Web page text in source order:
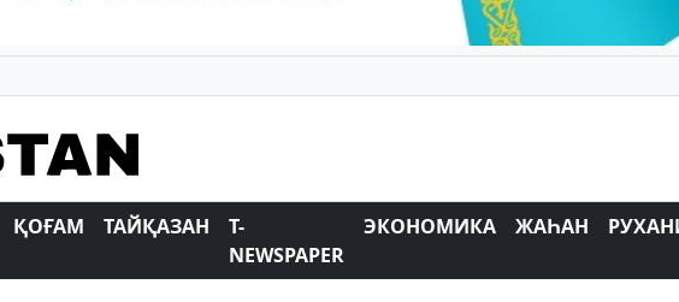
ҚОҒАМ ТАЙҚАЗАН
T-
NEWSPAPER
ЭКОНОМИКА ЖАҺАН